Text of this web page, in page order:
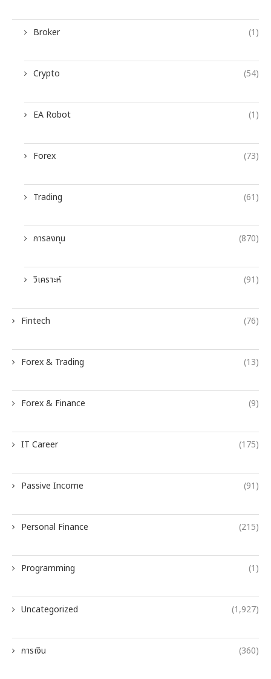
Broker (1)
Crypto (54)
EA Robot (1)
Forex (73)
Trading (61)
การลงทุน (870)
วิเคราะห์ (91)
Fintech (76)
Forex & Trading (13)
Forex & Finance (9)
IT Career (175)
Passive Income (91)
Personal Finance (215)
Programming (1)
Uncategorized (1,927)
การเงิน (360)